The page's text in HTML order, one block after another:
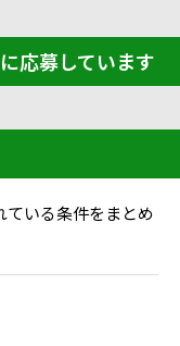
応募しています
ている条件をまとめ